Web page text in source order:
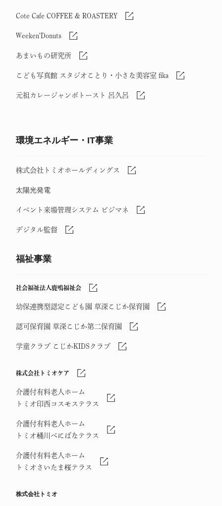
Cote Cafe COFFEE & ROASTERY
Weeken'Donuts
あまいもの研究所
こども写真館 スタジオことり・小さな美容室 fika
元祖カレージャンボトースト 呂久呂
環境エネルギー・IT事業
株式会社トミオホールディングス
太陽光発電
イベント来場管理システム ビジマネ
デジタル監督
福祉事業
社会福祉法人鹿鳴福祉会
幼保連携型認定こども園 草深こじか保育園
認可保育園 草深こじか第二保育園
学童クラブ こじかKIDSクラブ
株式会社トミオケア
介護付有料老人ホーム
トミオ印西コスモステラス
介護付有料老人ホーム
トミオ桶川べにばなテラス
介護付有料老人ホーム
トミオさいたま桜テラス
株式会社トミオ